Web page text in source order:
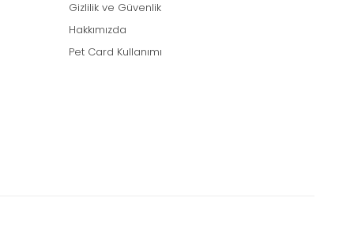
Gizlilik ve Güvenlik
Hakkımızda
Pet Card Kullanımı